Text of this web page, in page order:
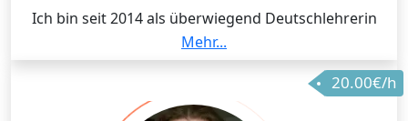
Ich bin seit 2014 als überwiegend Deutschlehrerin
tätig, dabei habe ich auch Englisch und
Niederländisch unterrichtet. Ich war und bin immer
erfolgreich, professionell und versuche immer das
überzubringen, was die Schüler brauchen.
Mehr...
20.00€/h